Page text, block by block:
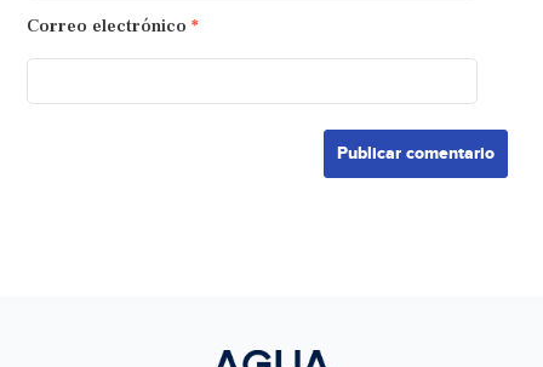
Correo electrónico *